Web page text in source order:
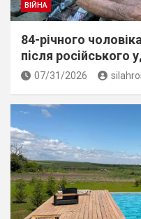
ВІЙНА
84-річного
пiсля росiйського
07/31/2026